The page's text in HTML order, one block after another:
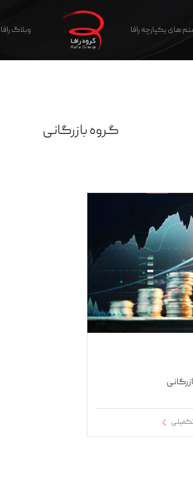
های یکپارچه رافا وبلاگ رافا
گروه بازرگانی